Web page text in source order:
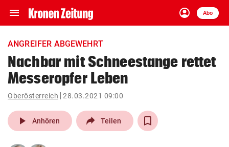
menu Navigation
ein-/ausklappen
account_circle
Anmelden
Abo
close Schließen
account_circle Anmelden
pin_drop
Wien arrow_right
ANGREIFER ABGEWEHRT
Nachbar mit Schneestange rettet
Messeropfer Leben
Oberösterreich 28.03.2021 09:00
play_arrow Anhören Teilen